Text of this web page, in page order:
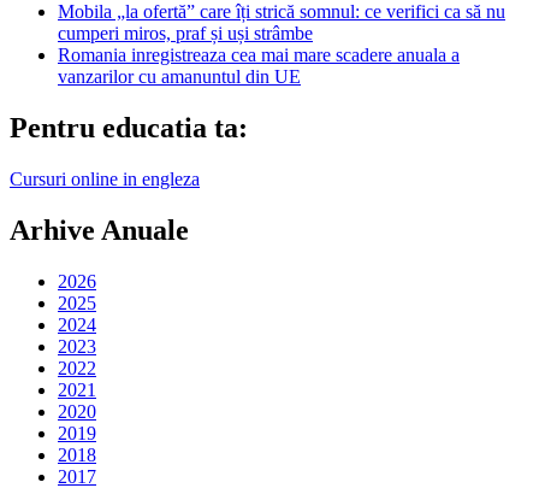
Mobila „la ofertă” care îți strică somnul: ce verifici ca să nu
cumperi miros, praf și uși strâmbe
Romania inregistreaza cea mai mare scadere anuala a
vanzarilor cu amanuntul din UE
Pentru educatia ta:
Cursuri online in engleza
Arhive Anuale
2026
2025
2024
2023
2022
2021
2020
2019
2018
2017